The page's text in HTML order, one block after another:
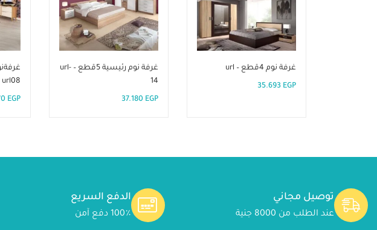
غرفة نوم 4قطع – url
35.693 EGP
غرفة نوم رئيسية 5قطع – url-
14
37.180 EGP
url08
EGP
توصيل مجاني
عند الطلب من 8000 جنية
الدفع السريع
100٪ دفع آمن